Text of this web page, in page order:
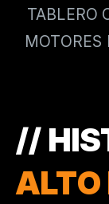
TABLERO
MOTORES
//
ALTO